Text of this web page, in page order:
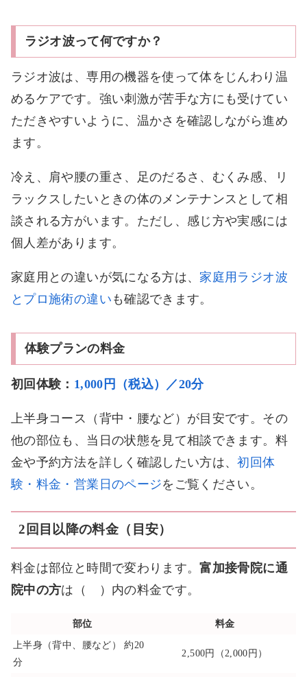
ラジオ波って何ですか？
ラジオ波は、専用の機器を使って体をじんわり温
めるケアです。強い刺激が苦手な方にも受けてい
ただきやすいように、温かさを確認しながら進め
ます。
冷え、肩や腰の重さ、足のだるさ、むくみ感、リ
ラックスしたいときの体のメンテナンスとして相
談される方がいます。ただし、感じ方や実感には
個人差があります。
家庭用との違いが気になる方は、 家庭用ラジオ波
とプロ施術の違い も確認できます。
体験プランの料金
初回体験： 1,000円（税込）／20分
上半身コース（背中・腰など）が目安です。その
他の部位も、当日の状態を見て相談できます。料
金や予約方法を詳しく確認したい方は、初回体
験・料金・営業日のページをご覧ください。
2回目以降の料金（目安）
料金は部位と時間で変わります。富加接骨院に通
院中の方は（ ）内の料金です。
部位
料金
上半身（背中、腰など） 約20
分
2,500円（2,000円）